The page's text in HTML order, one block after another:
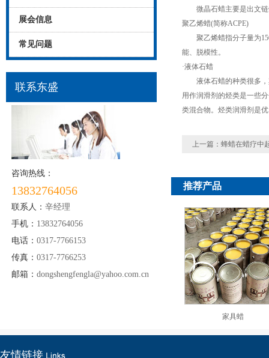
展会信息
常见问题
联系东盛
咨询热线：
13832764056
联系人： 辛经理
手机： 13832764056
电话： 0317-7766153
传真： 0317-7766253
邮箱： dongshengfengla@yahoo.com.cn
微晶石蜡主要是出文链
聚乙烯蜡(简称ACPE)
聚乙烯蜡指分子量为
能、脱模性。
·液体石蜡
液体石蜡的种类很多，
用作润滑剂的烃类是一些
类混合物。烃类润滑剂是
上一篇：蜂蜡在蜡疗中
推荐产品
家具蜡
友情链接